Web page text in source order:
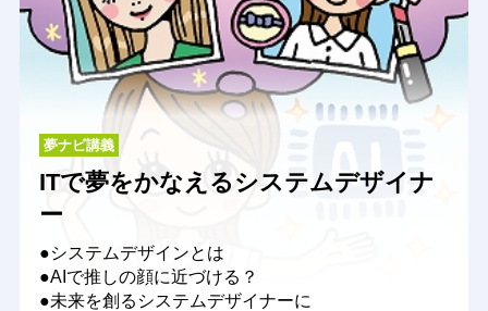
夢ナビ講義
ITで夢をかなえるシステムデザイナ
ー
●システムデザインとは
●AIで推しの顔に近づける？
●未来を創るシステムデザイナーに